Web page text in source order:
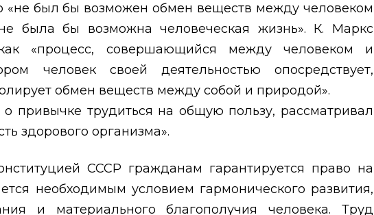
«не был бы возможен обмен веществ между человеком
была бы возможна человеческая жизнь». К. Маркс
«процесс, совершающийся между человеком и
человек своей деятельностью опосредствует,
обмен веществ между собой и природой».
привычке трудиться на общую пользу, рассматривал
здорового организма».
СССР гражданам гарантируется право на
необходимым условием гармонического развития,
и материального благополучия человека. Труд